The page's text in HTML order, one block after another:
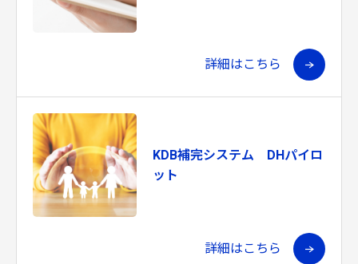
詳細はこちら
KDB補完システム DHパイロ
ット
詳細はこちら